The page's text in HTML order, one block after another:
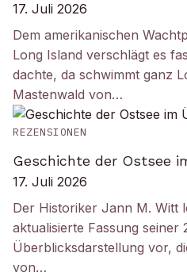
17. Juli 2026
Dem amerikanischen
Long Island verschlägt es
dachte, da schwimmt ganz
Mastenwald von…
REZENSIONEN
Geschichte der Ostsee
17. Juli 2026
Der Historiker Jann M. Witt
aktualisierte Fassung seiner
Überblicksdarstellung vor,
von…